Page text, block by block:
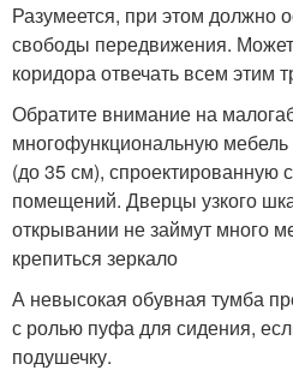
Разумеется, при этом должно
свободы передвижения.
коридора отвечать всем этим
Обратите внимание на
многофункциональную
(до 35 см), спроектированную
помещений. Дверцы узкого
открывании не займут много
крепиться зеркало
А невысокая обувная тумба
с ролью пуфа для сидения,
подушечку.